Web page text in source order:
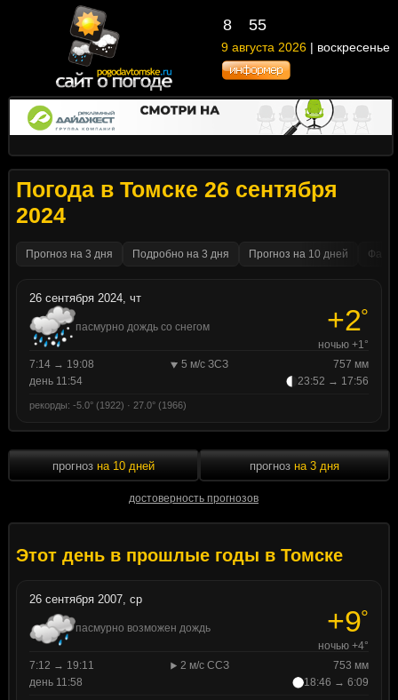
8 55
9 августа 2026 | воскресенье
Погода в Томске 26 сентября
2024
Прогноз на 3 дня Подробно на 3 дня Прогноз на 10 дней
26 сентября 2024, чт
пасмурно дождь со снегом +2°
ночью +1°
7:14 → 19:08
5 м/с ЗСЗ
757 мм
день 11:54
23:52 → 17:56
рекорды: -5.0° (1922) · 27.0° (1966)
прогноз на 10 дней
достоверность прогнозов
прогноз на 3 дня
Этот день в прошлые годы в Томске
26 сентября 2007, ср
пасмурно возможен дождь +9°
ночью +4°
7:12 → 19:11
2 м/с ССЗ
753 мм
день 11:58
18:46 → 6:09